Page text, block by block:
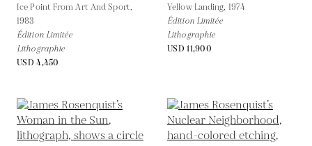
Ice Point From Art And Sport,
1983
Édition Limitée
Lithographie
USD 4,450
Yellow Landing, 1974
Édition Limitée
Lithographie
USD 11,900